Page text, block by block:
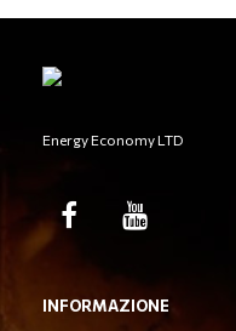
Energy Economy LTD
INFORMAZIONE